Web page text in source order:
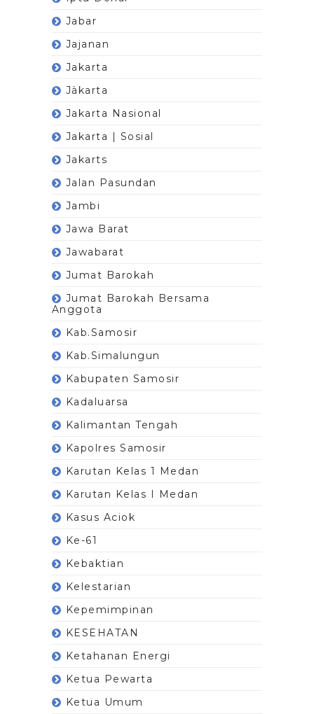
Jabar
Jajanan
Jakarta
Jàkarta
Jakarta Nasional
Jakarta | Sosial
Jakarts
Jalan Pasundan
Jambi
Jawa Barat
Jawabarat
Jumat Barokah
Jumat Barokah Bersama
Anggota
Kab.Samosir
Kab.Simalungun
Kabupaten Samosir
Kadaluarsa
Kalimantan Tengah
Kapolres Samosir
Karutan Kelas 1 Medan
Karutan Kelas I Medan
Kasus Aciok
Ke-61
Kebaktian
Kelestarian
Kepemimpinan
KESEHATAN
Ketahanan Energi
Ketua Pewarta
Ketua Umum